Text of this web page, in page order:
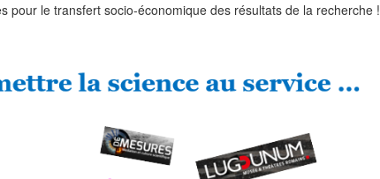
pour le transfert socio-économique des résultats de la recherche !